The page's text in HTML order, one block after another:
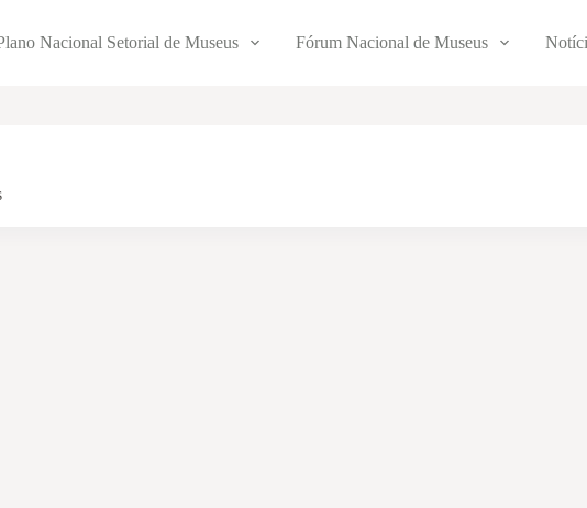
Nacional Setorial de Museus Fórum Nacional de Museus